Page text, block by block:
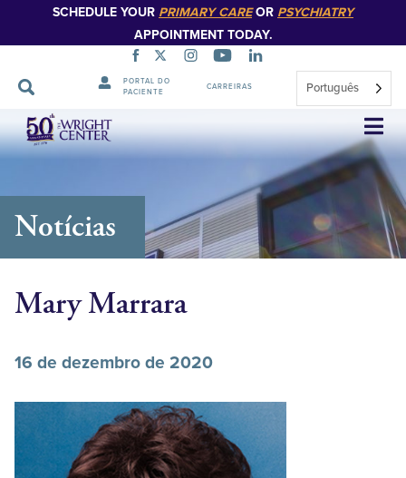
SCHEDULE YOUR PRIMARY CAREOR PSYCHIATRY
APPOINTMENT TODAY.
PORTAL DO
PACIENTE
CARREIRAS Português
Saltar
navegação
Notícias
Mary Marrara
16 de dezembro de 2020